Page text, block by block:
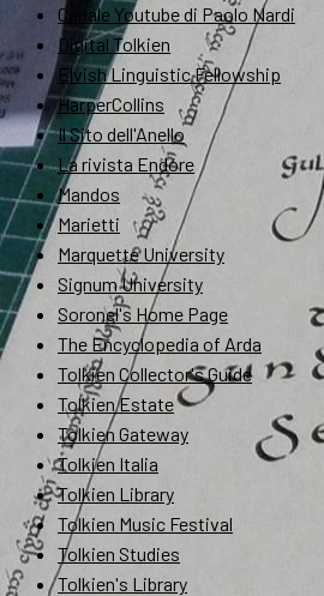
Canale Youtube di Paolo Nardi
Digital Tolkien
Elvish Linguistic Fellowship
HarperCollins
Il Sito dell'Anello
La rivista Endóre
Mandos
Marietti
Marquette University
Signum University
Soronel's Home Page
The Encyclopedia of Arda
Tolkien Collector's Guide
Tolkien Estate
Tolkien Gateway
Tolkien Italia
Tolkien Library
Tolkien Music Festival
Tolkien Studies
Tolkien's Library